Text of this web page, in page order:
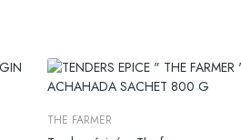
THE FARMER